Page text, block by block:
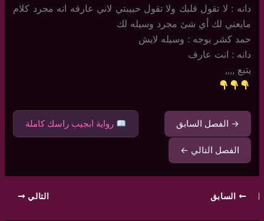
دانه : لا تقول قلبك ولا تقول حبيبتي لاني عارفه انه مجرد كلام
مايعني لك أي شئ مجرد وسيله لك
حمد كشر بوجه : وسيله لايش
دانه : انت عارف
يتبع ,,,,
→ الفصل السابق رواية ابجيب راسك كاملة
الفصل التالي ←
السابق التالي